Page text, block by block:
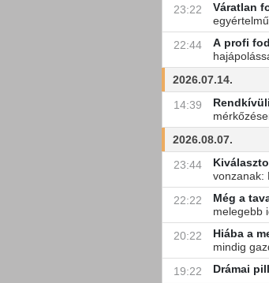
23:22
Váratlan
22:44
A profi
2026.07.14.
14:39
2026.08.07.
23:44
vonzanak:
22:22
Még a
melegebb
20:22
Hiába a
mindig
19:22
Drámai